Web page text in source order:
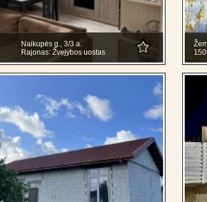
Naikupės g., 3/3 a.
Rajonas: Žvejybos uostas